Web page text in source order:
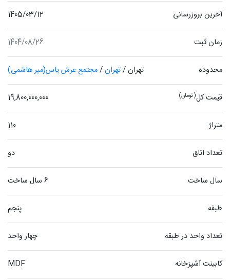
آخرین بروزرسانی 1405/03/12
زمان ثبت 1404/08/26
محدوده تهران/تهران/مجتمع عرش یاس(میر هاشمی)
قیمت کل 19,800,000,000 (تومان)
متراژ 110
تعداد اتاق دو
سال ساخت 6 سال ساخت
طبقه پنجم
تعداد واحد در طبقه چهار واحد
کابینت آشپزخانه MDF